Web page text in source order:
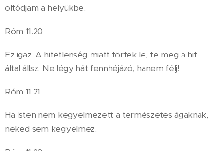
oltódjam a helyükbe.
Róm 11.20
Ez igaz. A hitetlenség miatt törtek le, te meg a hit
által állsz. Ne légy hát fennhéjázó, hanem félj!
Róm 11.21
Ha Isten nem kegyelmezett a természetes ágaknak,
neked sem kegyelmez.